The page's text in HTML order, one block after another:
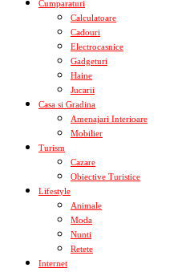
Cumparaturi
Calculatoare
Cadouri
Electrocasnice
Gadgeturi
Haine
Jucarii
Casa si Gradina
Amenajari Interioare
Mobilier
Turism
Cazare
Obiective Turistice
Lifestyle
Animale
Moda
Nunti
Retete
Internet